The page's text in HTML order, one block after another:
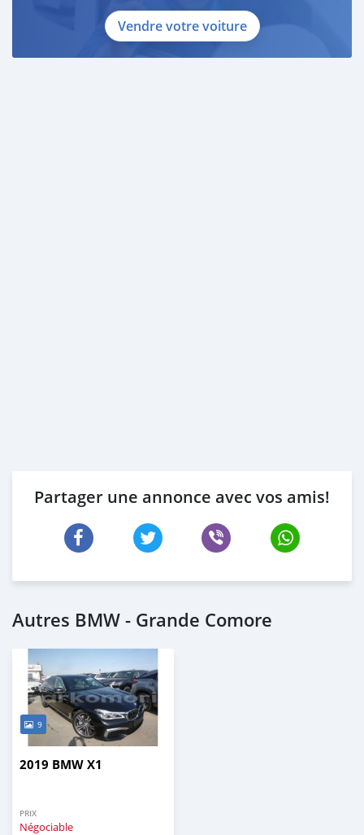
Vendre votre voiture
Partager une annonce avec vos amis!
Autres BMW - Grande Comore
9
2019 BMW X1
PRIX
Négociable